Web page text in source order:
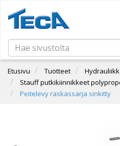
Etusivu Tuotteet
Stauff putkikiinnikkeet
Peitelevy raskassarja sinkitty